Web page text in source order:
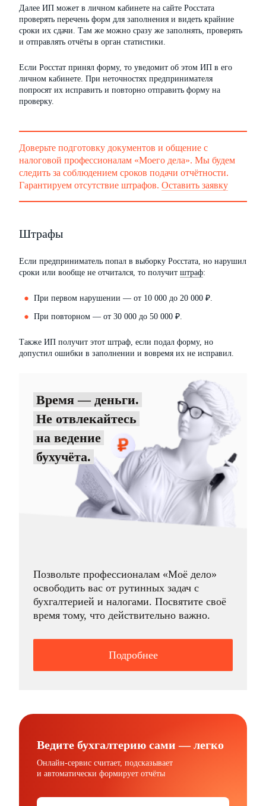
Далее ИП может в личном кабинете на сайте Росстата
проверять перечень форм для заполнения и видеть крайние
сроки их сдачи. Там же можно сразу же заполнять, проверять
и отправлять отчёты в орган статистики.
Если Росстат принял форму, то уведомит об этом ИП в его
личном кабинете. При неточностях предпринимателя
попросят их исправить и повторно отправить форму на
проверку.
Доверьте подготовку документов и общение с
налоговой профессионалам «Моего дела». Мы будем
следить за соблюдением сроков подачи отчётности.
Гарантируем отсутствие штрафов. Оставить заявку
Штрафы
Если предприниматель попал в выборку Росстата, но нарушил
сроки или вообще не отчитался, то получит штраф:
При первом нарушении — от 10 000 до 20 000 ₽.
При повторном — от 30 000 до 50 000 ₽.
Также ИП получит этот штраф, если подал форму, но
допустил ошибки в заполнении и вовремя их не исправил.
Время — деньги.
Не отвлекайтесь
на ведение
бухучёта.
Позвольте профессионалам «Моё дело»
освободить вас от рутинных задач с
бухгалтерией и налогами. Посвятите своё
время тому, что действительно важно.
Подробнее
Ведите бухгалтерию сами — легко
Онлайн-сервис считает, подсказывает
и автоматически формирует отчёты